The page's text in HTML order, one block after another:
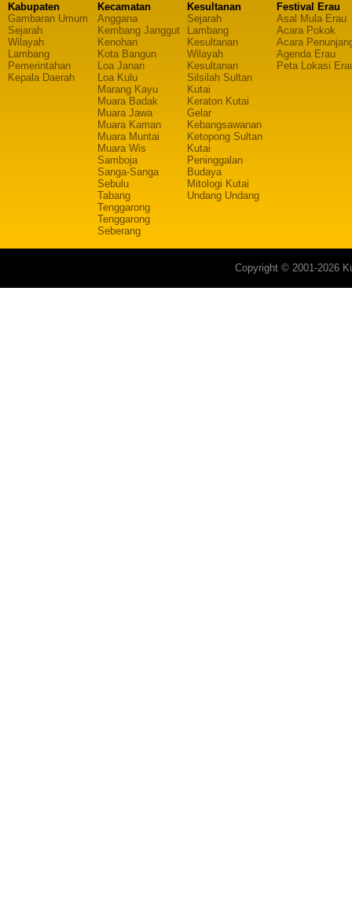
Kabupaten
Gambaran Umum
Sejarah
Wilayah
Lambang
Pemerintahan
Kepala Daerah
Kecamatan
Anggana
Kembang Janggut
Kenohan
Kota Bangun
Loa Janan
Loa Kulu
Marang Kayu
Muara Badak
Muara Jawa
Muara Kaman
Muara Muntai
Muara Wis
Samboja
Sanga-Sanga
Sebulu
Tabang
Tenggarong
Tenggarong
Seberang
Kesultanan
Sejarah
Lambang
Kesultanan
Wilayah
Kesultanan
Silsilah Sultan
Kutai
Keraton Kutai
Gelar
Kebangsawanan
Ketopong Sultan
Kutai
Peninggalan
Budaya
Mitologi Kutai
Undang Undang
Festival Erau
Asal Mula Erau
Acara Pokok
Acara
Agenda Erau
Peta Lokasi
Copyright © 2001-2026